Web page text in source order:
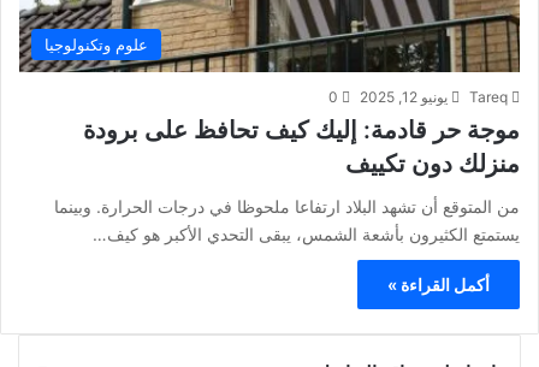
علوم وتكنولوجيا
Tareq يونيو 12, 2025 0
موجة حر قادمة: إليك كيف تحافظ على برودة
منزلك دون تكييف
من المتوقع أن تشهد البلاد ارتفاعا ملحوظا في درجات الحرارة. وبينما
يستمتع الكثيرون بأشعة الشمس، يبقى التحدي الأكبر هو كيف…
أكمل القراءة »